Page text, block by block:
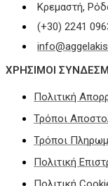
Κρεμαστή,
(+30) 2241
ΧΡΗΣΙΜΟΙ
Πολιτική
Τρόποι
Τρόποι
Πολιτική